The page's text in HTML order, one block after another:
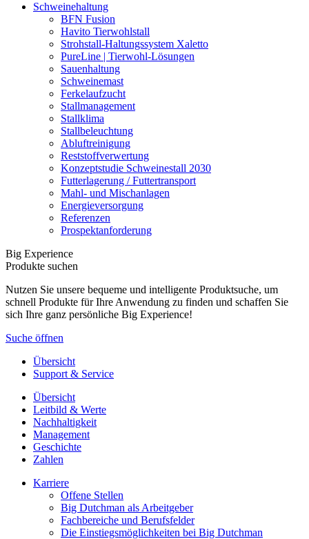
Schweinehaltung
BFN Fusion
Havito Tierwohlstall
Strohstall-Haltungssystem Xaletto
PureLine | Tierwohl-Lösungen
Sauenhaltung
Schweinemast
Ferkelaufzucht
Stallmanagement
Stallklima
Stallbeleuchtung
Abluftreinigung
Reststoffverwertung
Konzeptstudie Schweinestall 2030
Futterlagerung / Futtertransport
Mahl- und Mischanlagen
Energieversorgung
Referenzen
Prospektanforderung
Big Experience
Produkte suchen
Nutzen Sie unsere bequeme und intelligente Produktsuche, um
schnell Produkte für Ihre Anwendung zu finden und schaffen Sie
sich Ihre ganz persönliche Big Experience!
Suche öffnen
Übersicht
Support & Service
Übersicht
Leitbild & Werte
Nachhaltigkeit
Management
Geschichte
Zahlen
Karriere
Offene Stellen
Big Dutchman als Arbeitgeber
Fachbereiche und Berufsfelder
Die Einstiegsmöglichkeiten bei Big Dutchman